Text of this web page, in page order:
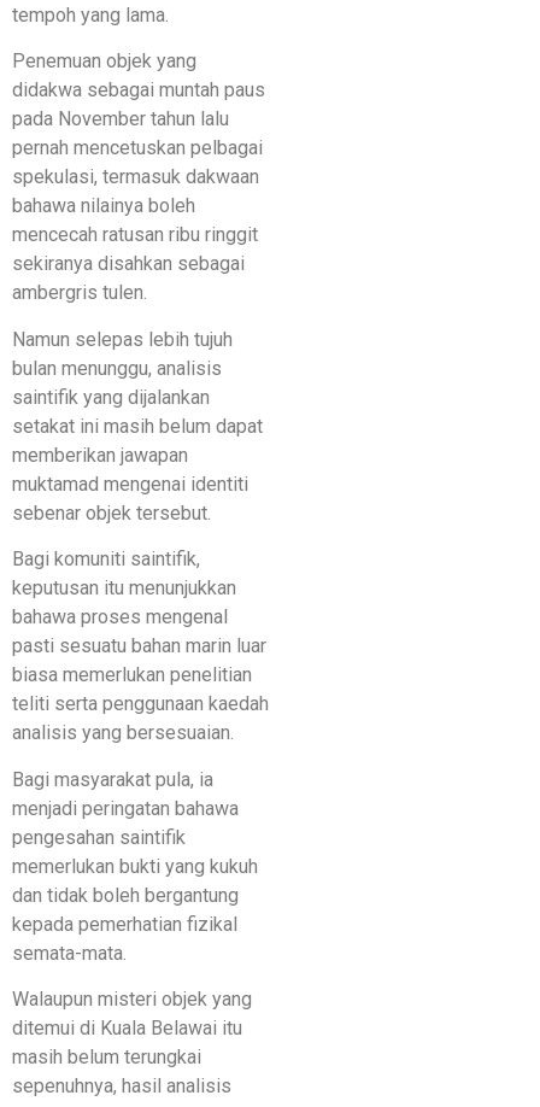
tempoh yang lama.
Penemuan objek yang
didakwa sebagai muntah paus
pada November tahun lalu
pernah mencetuskan pelbagai
spekulasi, termasuk dakwaan
bahawa nilainya boleh
mencecah ratusan ribu ringgit
sekiranya disahkan sebagai
ambergris tulen.
Namun selepas lebih tujuh
bulan menunggu, analisis
saintifik yang dijalankan
setakat ini masih belum dapat
memberikan jawapan
muktamad mengenai identiti
sebenar objek tersebut.
Bagi komuniti saintifik,
keputusan itu menunjukkan
bahawa proses mengenal
pasti sesuatu bahan marin luar
biasa memerlukan penelitian
teliti serta penggunaan kaedah
analisis yang bersesuaian.
Bagi masyarakat pula, ia
menjadi peringatan bahawa
pengesahan saintifik
memerlukan bukti yang kukuh
dan tidak boleh bergantung
kepada pemerhatian fizikal
semata-mata.
Walaupun misteri objek yang
ditemui di Kuala Belawai itu
masih belum terungkai
sepenuhnya, hasil analisis